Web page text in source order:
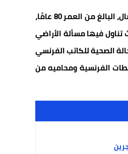
وذكرت صحيفة “لوموند” الفرنسية أن السلطات الجزائرية أبدت انزعاجها من تصريحات صنصال، البالغ من العمر 80 عامًا،
فيها مسألة الأراضي
الصحية للكاتب الفرنسي
الفرنسية ومحاميه من